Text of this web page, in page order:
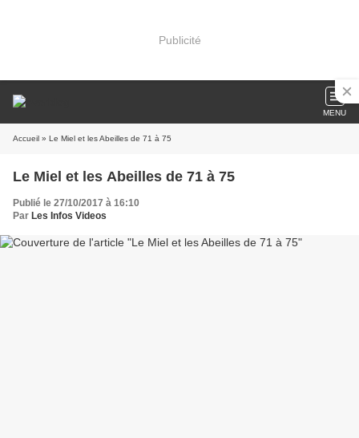
Publicité
MENU
Accueil » Le Miel et les Abeilles de 71 à 75
Le Miel et les Abeilles de 71 à 75
Publié le 27/10/2017 à 16:10
Par Les Infos Videos